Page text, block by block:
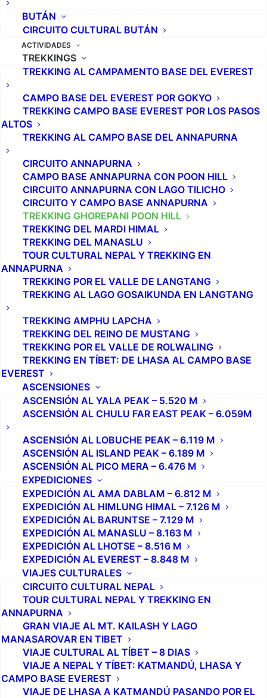
BUTÁN
CIRCUITO CULTURAL BUTÁN
ACTIVIDADES
TREKKINGS
TREKKING AL CAMPAMENTO BASE DEL EVEREST
CAMPO BASE DEL EVEREST POR GOKYO
TREKKING CAMPO BASE EVEREST POR LOS PASOS
ALTOS
TREKKING AL CAMPO BASE DEL ANNAPURNA
CIRCUITO ANNAPURNA
CAMPO BASE ANNAPURNA CON POON HILL
CIRCUITO ANNAPURNA CON LAGO TILICHO
CIRCUITO Y CAMPO BASE ANNAPURNA
TREKKING GHOREPANI POON HILL
TREKKING DEL MARDI HIMAL
TREKKING DEL MANASLU
TOUR CULTURAL NEPAL Y TREKKING EN
ANNAPURNA
TREKKING POR EL VALLE DE LANGTANG
TREKKING AL LAGO GOSAIKUNDA EN LANGTANG
TREKKING AMPHU LAPCHA
TREKKING DEL REINO DE MUSTANG
TREKKING POR EL VALLE DE ROLWALING
TREKKING EN TÍBET: DE LHASA AL CAMPO BASE
EVEREST
ASCENSIONES
ASCENSIÓN AL YALA PEAK – 5.520 M
ASCENSIÓN AL CHULU FAR EAST PEAK – 6.059M
ASCENSIÓN AL LOBUCHE PEAK – 6.119 M
ASCENSIÓN AL ISLAND PEAK – 6.189 M
ASCENSIÓN AL PICO MERA – 6.476 M
EXPEDICIONES
EXPEDICIÓN AL AMA DABLAM – 6.812 M
EXPEDICIÓN AL HIMLUNG HIMAL – 7.126 M
EXPEDICIÓN AL BARUNTSE – 7.129 M
EXPEDICIÓN AL MANASLU – 8.163 M
EXPEDICIÓN AL LHOTSE – 8.516 M
EXPEDICIÓN AL EVEREST – 8.848 M
VIAJES CULTURALES
CIRCUITO CULTURAL NEPAL
TOUR CULTURAL NEPAL Y TREKKING EN
ANNAPURNA
GRAN VIAJE AL MT. KAILASH Y LAGO
MANASAROVAR EN TIBET
VIAJE CULTURAL AL TÍBET – 8 DIAS
VIAJE A NEPAL Y TÍBET: KATMANDÚ, LHASA Y
CAMPO BASE EVEREST
VIAJE DE LHASA A KATMANDÚ PASANDO POR EL